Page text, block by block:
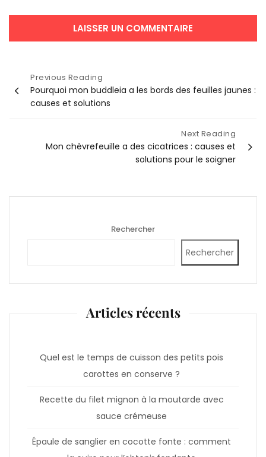
Navigation
de
l’article
Previous Reading
Pourquoi mon buddleia a les bords des feuilles jaunes :
causes et solutions
Next Reading
Mon chèvrefeuille a des cicatrices : causes et
solutions pour le soigner
Rechercher
Rechercher
Articles récents
Quel est le temps de cuisson des petits pois
carottes en conserve ?
Recette du filet mignon à la moutarde avec
sauce crémeuse
Épaule de sanglier en cocotte fonte : comment